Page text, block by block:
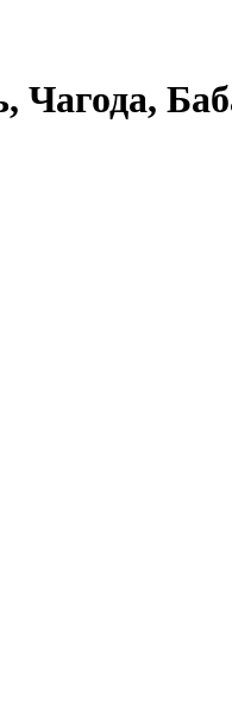
Чагода,